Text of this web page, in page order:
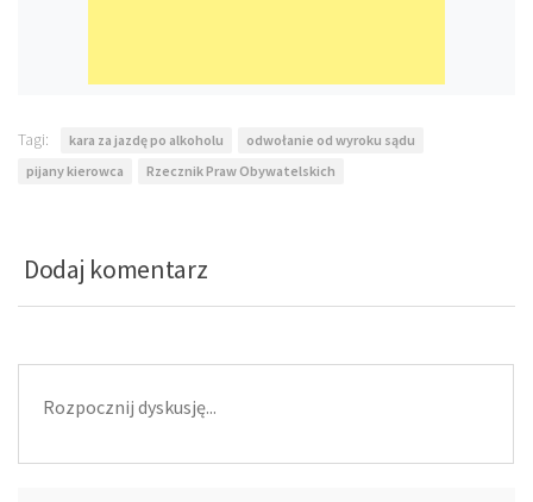
Tagi: kara za jazdę po alkoholu
odwołanie od wyroku sądu
pijany kierowca
Rzecznik Praw Obywatelskich
Dodaj komentarz